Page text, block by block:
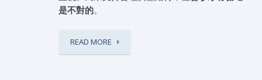
是不對的。
READ MORE